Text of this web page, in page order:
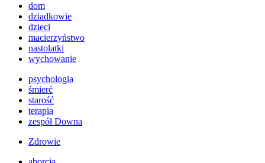
dom
dziadkowie
dzieci
macierzyństwo
nastolatki
wychowanie
psychologia
śmierć
starość
terapia
zespół Downa
Zdrowie